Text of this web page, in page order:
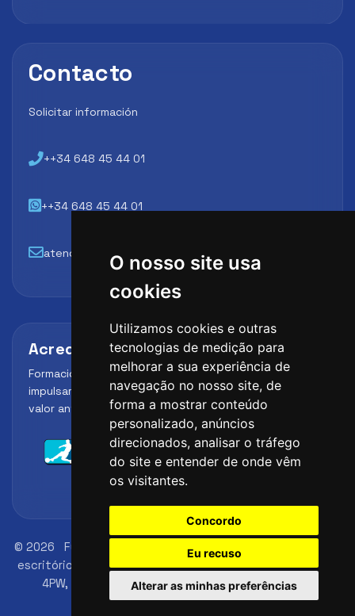
O nosso site usa
cookies
Utilizamos cookies e outras
tecnologias de medição para
melhorar a sua experiência de
navegação no nosso site, de
forma a mostrar conteúdo
personalizado, anúncios
direcionados, analisar o tráfego
do site e entender de onde vêm
os visitantes.
Concordo
Eu recuso
Alterar as minhas preferências
Contacto
Solicitar información
++34 648 45 44 01
++34 648 45 44 01
atencion@futbollab.com
Acreditaciones y alianzas
Formación, metodología y reconocimiento para
impulsar el perfil profesional del alumno y reforzar su
valor ante clubes, academias y entidades deportivas.
© 2026 FutbolLab Spain Soccer Academy
escritório de registro: 145 - 147 St John St, London, EC1V
4PW, UK
Número de identificação: 09033026
telefone: +34 648 45 44 01